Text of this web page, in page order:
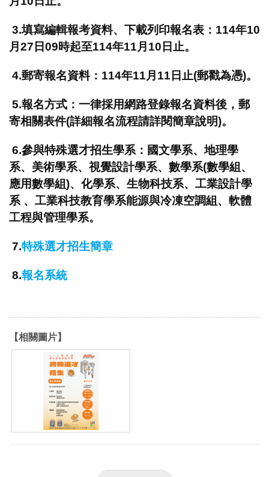
3.填寫編輯報考資料、下載列印報名表：114年10
月27日09時起至114年11月10日止。
4.郵寄報名資料：114年11月11日止(郵戳為憑)。
5.報名方式：一律採用網路登錄報名資料後，郵
寄相關表件(詳細報名流程請詳閱簡章說明)。
6.參與特殊選才招生學系：國文學系、地理學
系、美術學系、視覺設計學系、數學系(數學組、
應用數學組)、化學系、生物科技系、工業設計學
系 、工業科技教育學系能源與冷凍空調組、軟體
工程與管理學系。
7.特殊選才招生簡章
8.報名系統
【相關圖片】